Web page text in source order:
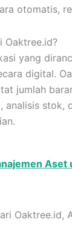
otomatis,
Oaktree.id?
yang
digital.
jumlah
analisis stok,
Oaktree.id,